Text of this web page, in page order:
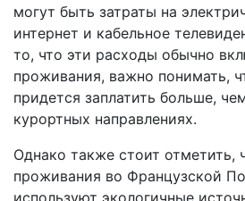
могут быть затраты на
интернет и кабельное
то, что эти расходы обычно
проживания, важно понимать,
придется заплатить больше,
курортных направлениях.
Однако также стоит отметить,
проживания во Французской
используют экологичные